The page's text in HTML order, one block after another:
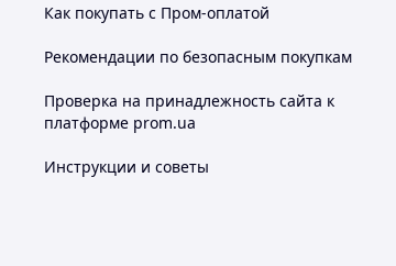
Как покупать с Пром-оплатой
Рекомендации по безопасным покупкам
Проверка на принадлежность сайта к
платформе prom.ua
Инструкции и советы